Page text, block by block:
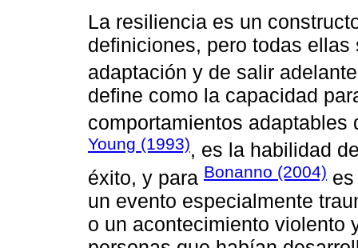
La resiliencia es un
definiciones, pero todas
adaptación y de salir
define como la capacidad
comportamientos
Young (1993), es la habilidad
éxito, y para Bonanno (2004)
un evento especialmente
o un acontecimiento violento